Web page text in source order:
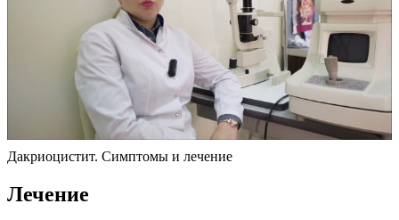
Дакриоцистит. Симптомы и лечение
Лечение